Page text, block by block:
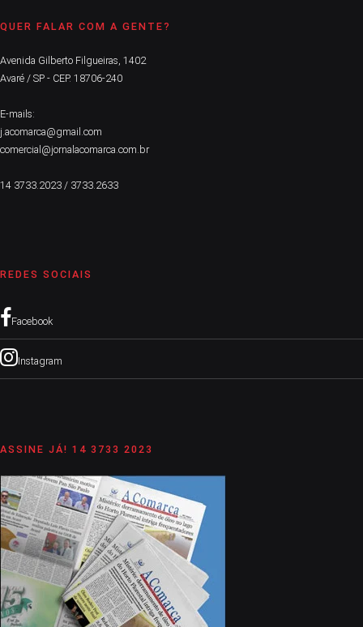
QUER FALAR COM A GENTE?
Avenida Gilberto Filgueiras, 1402
Avaré / SP - CEP. 18706-240
E-mails:
j.acomarca@gmail.com
comercial@jornalacomarca.com.br
14 3733.2023 / 3733.2633
REDES SOCIAIS
Facebook
Instagram
ASSINE JÁ! 14 3733 2023